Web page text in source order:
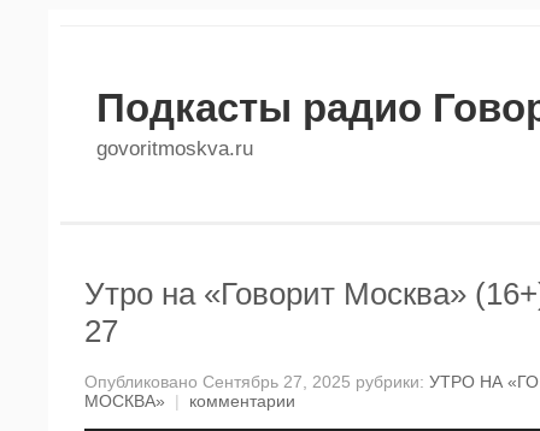
Подкасты радио
govoritmoskva.ru
Утро на «Говорит Москва»
27
Опубликовано Сентябрь 27, 2025 рубрики: УТРО НА
МОСКВА»
| комментарии